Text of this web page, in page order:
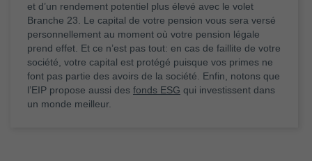
et d’un rendement potentiel plus élevé avec le volet
Branche 23. Le capital de votre pension vous sera versé
personnellement au moment où votre pension légale
prend effet. Et ce n’est pas tout: en cas de faillite de votre
société, votre capital est protégé puisque vos primes ne
font pas partie des avoirs de la société. Enfin, notons que
l’EIP propose aussi des fonds ESG qui investissent dans
un monde meilleur.